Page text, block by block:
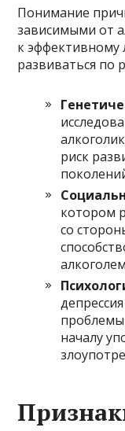
Понимание
зависимыми от
к эффективному
развиваться по
риск
котором
со
проблемы
началу